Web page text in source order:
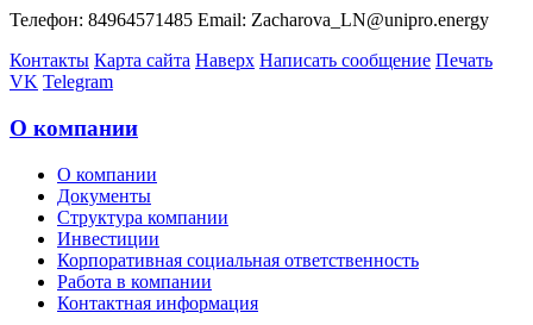
Телефон: 84964571485 Email: Zacharova_LN@unipro.energy
Контакты Карта сайта Наверх Написать сообщение Печать
VK Telegram
О компании
О компании
Документы
Структура компании
Инвестиции
Корпоративная социальная ответственность
Работа в компании
Контактная информация